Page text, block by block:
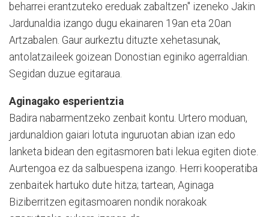
beharrei erantzuteko ereduak zabaltzen" izeneko Jakin
Jardunaldia izango dugu ekainaren 19an eta 20an
Artzabalen. Gaur aurkeztu dituzte xehetasunak,
antolatzaileek goizean Donostian eginiko agerraldian.
Segidan duzue egitaraua.
Aginagako esperientzia
Badira nabarmentzeko zenbait kontu. Urtero moduan,
jardunaldion gaiari lotuta inguruotan abian izan edo
lanketa bidean den egitasmoren bati lekua egiten diote.
Aurtengoa ez da salbuespena izango. Herri kooperatiba
zenbaitek hartuko dute hitza; tartean, Aginaga
Biziberritzen egitasmoaren nondik norakoak